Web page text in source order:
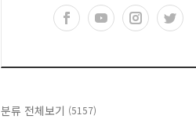
분류 전체보기 (5157)